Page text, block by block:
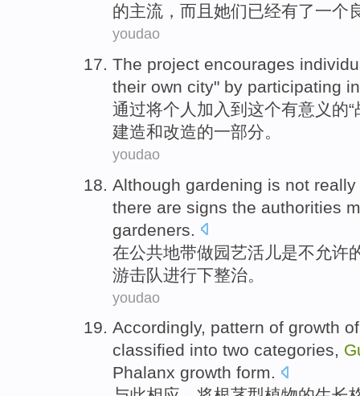
的主流 ， 而且 她们已经有了一个
youdao
The project encourages
their own city" by participating
通过将个人 加入到这个有意义的“
建造和改造的一部分。
youdao
Although gardening is not really
there are signs the authorities
gardeners.
在公共地带做园艺活儿是不允许
游击队进行下整治。
youdao
Accordingly, pattern of growth
classified into two categories,
Phalanx growth form.